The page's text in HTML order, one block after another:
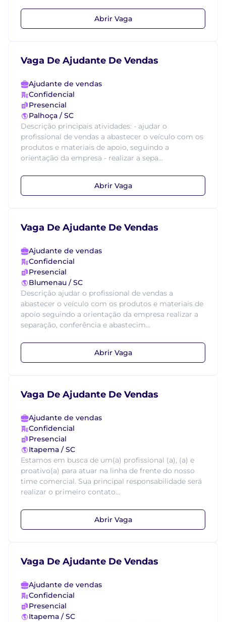
Abrir Vaga
Vaga De Ajudante De Vendas
Ajudante de vendas
Confidencial
Presencial
Palhoça / SC
Descrição principais atividades: - ajudar o
profissional de vendas a abastecer o veículo com os
produtos e materiais de apoio, seguindo a
orientação da empresa - realizar a sepa...
Abrir Vaga
Vaga De Ajudante De Vendas
Ajudante de vendas
Confidencial
Presencial
Blumenau / SC
Descrição ajudar o profissional de vendas a
abastecer o veículo com os produtos e materiais de
apoio seguindo a orientação da empresa realizar a
separação, conferência e abastecim...
Abrir Vaga
Vaga De Ajudante De Vendas
Ajudante de vendas
Confidencial
Presencial
Itapema / SC
Estamos em busca de um(a) profissional (a), (a) e
proativo(a) para atuar na linha de frente do nosso
time comercial. Sua principal responsabilidade será
realizar o primeiro contato...
Abrir Vaga
Vaga De Ajudante De Vendas
Ajudante de vendas
Confidencial
Presencial
Itapema / SC